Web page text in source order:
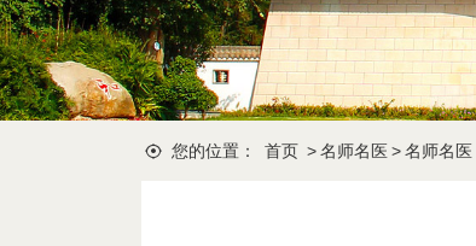
您的位置： 首页 > 名师名医 > 名师名医